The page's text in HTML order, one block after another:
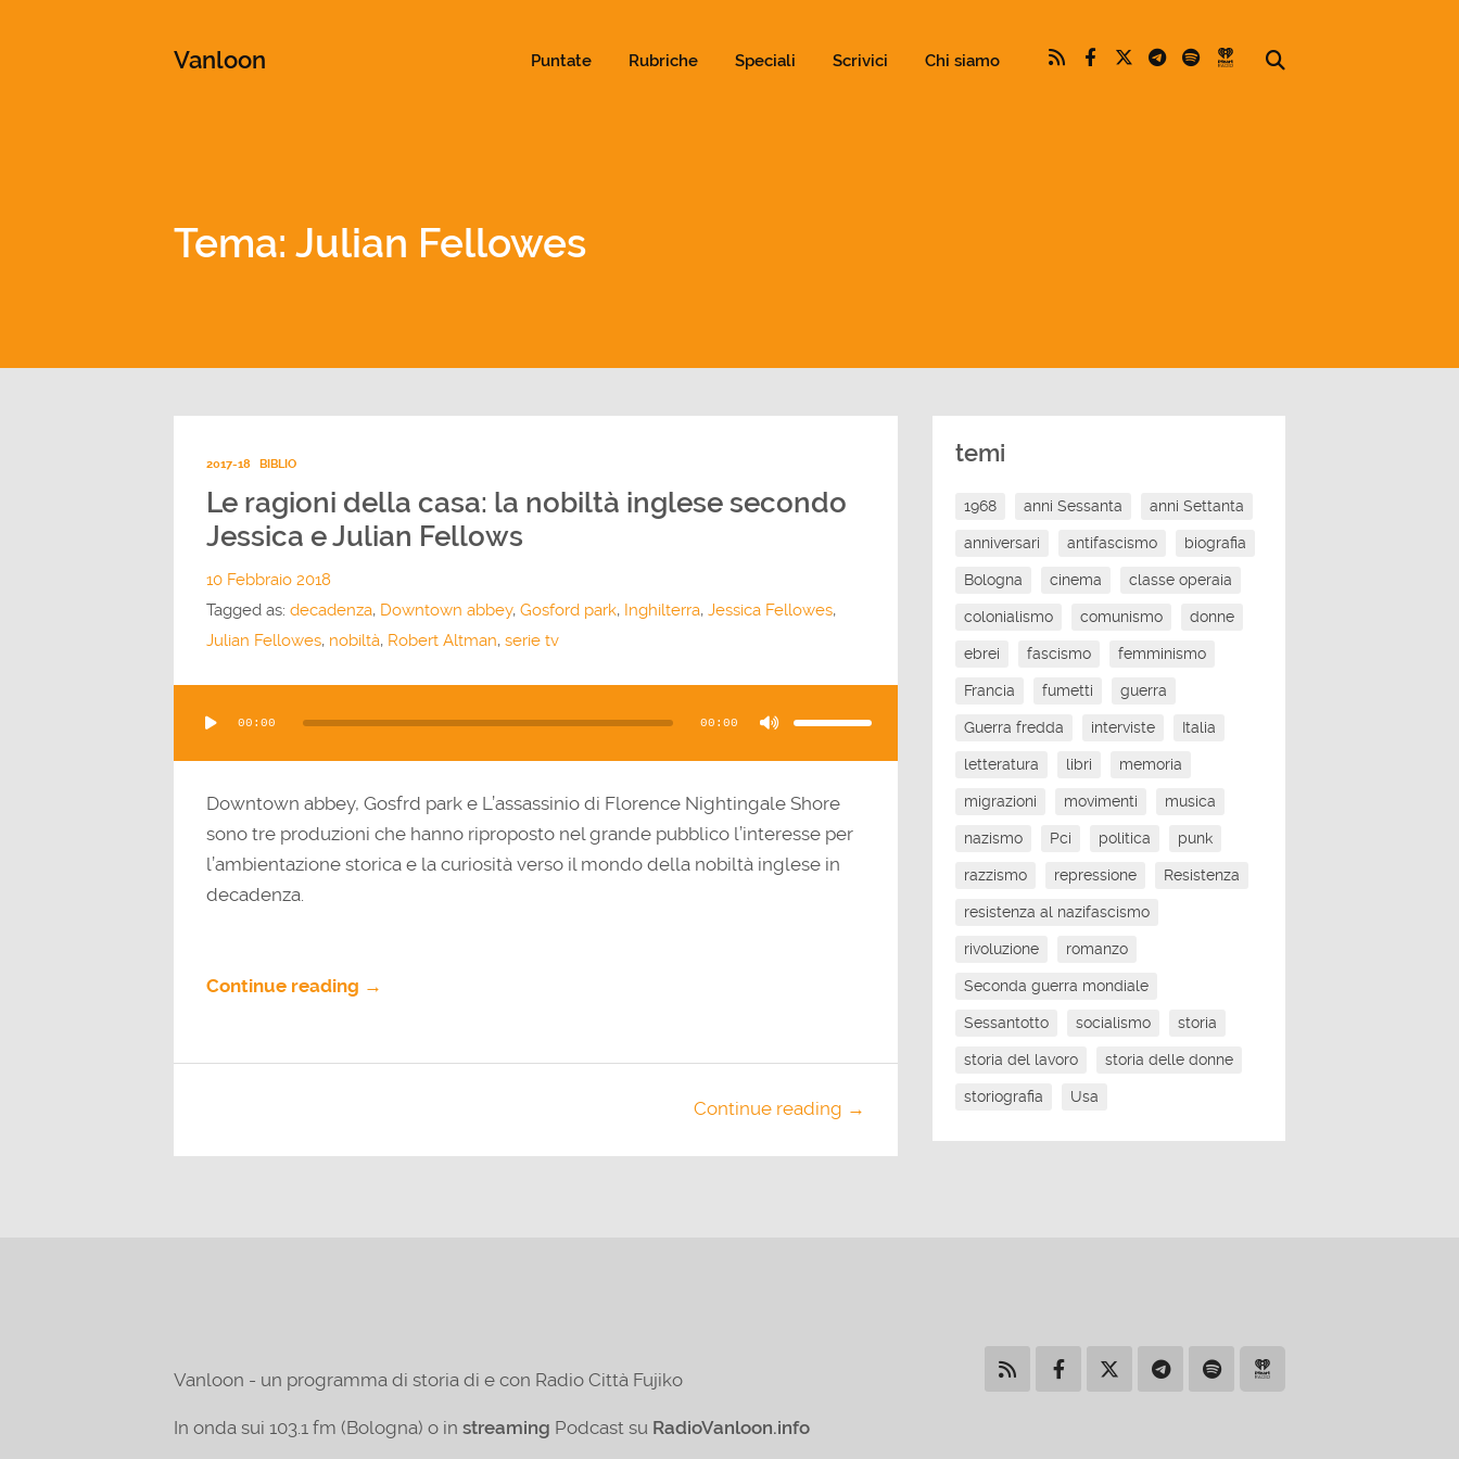
Vanloon Puntate Rubriche Speciali Scrivici Chi siamo
Tema: Julian Fellowes
2017-18 BIBLIO
Le ragioni della casa: la nobiltà inglese secondo
Jessica e Julian Fellows
10 Febbraio 2018
Tagged as: decadenza, Downtown abbey, Gosford park, Inghilterra, Jessica Fellowes,
Julian Fellowes, nobiltà, Robert Altman, serie tv
Player
00:00 00:00
Usa
freccia
aumentare
il
volume.
Downtown abbey, Gosfrd park e L’assassinio di Florence Nightingale Shore
sono tre produzioni che hanno riproposto nel grande pubblico l’interesse per
l’ambientazione storica e la curiosità verso il mondo della nobiltà inglese in
decadenza.
Continue reading →
Continue reading →
temi
1968 anni Sessanta anni Settanta
anniversari antifascismo biografia
Bologna cinema classe operaia
colonialismo comunismo donne
ebrei fascismo femminismo
Francia fumetti guerra
Guerra fredda interviste Italia
letteratura libri memoria
migrazioni movimenti musica
nazismo Pci politica punk
razzismo repressione Resistenza
resistenza al nazifascismo
rivoluzione romanzo
Seconda guerra mondiale
Sessantotto socialismo storia
storia del lavoro storia delle donne
storiografia Usa
Vanloon - un programma di storia di e con Radio Città Fujiko
In onda sui 103.1 fm (Bologna) o in streaming Podcast su RadioVanloon.info